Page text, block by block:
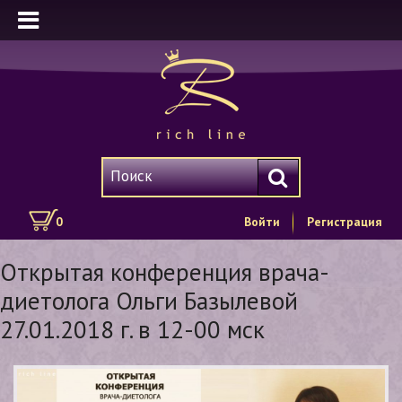
0 Войти Регистрация
Открытая конференция врача-
диетолога Ольги Базылевой
27.01.2018 г. в 12-00 мск